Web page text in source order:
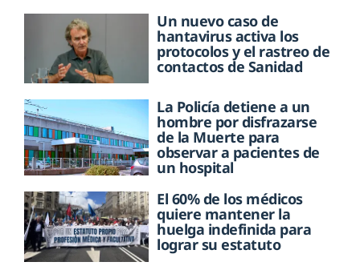
Un nuevo caso de
hantavirus activa los
protocolos y el rastreo de
contactos de Sanidad
La Policía detiene a un
hombre por disfrazarse
de la Muerte para
observar a pacientes de
un hospital
El 60% de los médicos
quiere mantener la
huelga indefinida para
lograr su estatuto